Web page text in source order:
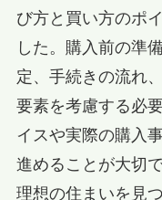
び方と買い方のポ
した。購入前の準
定、手続きの流れ
要素を考慮する必
イスや実際の購入
進めることが大切
理想の住まいを見